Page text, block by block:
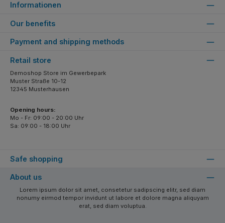
Informationen
Our benefits
Payment and shipping methods
Safe shopping
Retail store
Demoshop Store im Gewerbepark
Muster Straße 10-12
12345 Musterhausen
Opening hours:
Mo - Fr: 09:00 - 20:00 Uhr
Sa: 09:00 - 18:00 Uhr
About us
Lorem ipsum dolor sit amet, consetetur sadipscing elitr, sed diam
nonumy eirmod tempor invidunt ut labore et dolore magna aliquyam
erat, sed diam voluptua.